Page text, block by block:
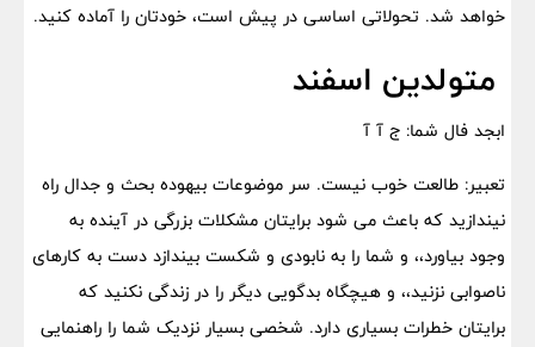
خواهد شد. تحولاتی اساسی در پیش است، خودتان را آماده کنید.
متولدین اسفند
ابجد فال شما: ج آ ‌آ
تعبیر: طالعت خوب نیست. سر موضوعات بیهوده بحث و جدال راه
نیندازید که باعث می شود برایتان مشکلات بزرگی در آینده به
وجود بیاورد،، و شما را به نابودی و شکست بیندازد دست به کارهای
ناصوابی نزنید،، و هیچگاه بدگویی دیگر را در زندگی نکنید که
برایتان خطرات بسیاری دارد. شخصی بسیار نزدیک شما را راهنمایی